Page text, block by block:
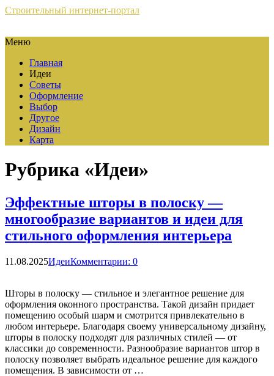
Строительный интернет-портал
Меню
Главная
Идеи
Советы
Оформление
Выбор
Другое
Дизайн
Карта
Рубрика «Идеи»
Эффектные шторы в полоску —
многообразие вариантов и идеи для
стильного оформления интерьера
11.08.2025ИдеиКомментарии: 0
Шторы в полоску — стильное и элегантное решение для
оформления оконного пространства. Такой дизайн придает
помещению особый шарм и смотрится привлекательно в
любом интерьере. Благодаря своему универсальному дизайну,
шторы в полоску подходят для различных стилей — от
классики до современности. Разнообразие вариантов штор в
полоску позволяет выбрать идеальное решение для каждого
помещения. В зависимости от …